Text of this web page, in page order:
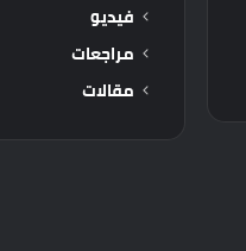
فيديو
مراجعات
مقالات